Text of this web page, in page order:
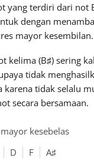
yang terdiri dari not
dengan
mayor kesembilan.
kelima (B♯) sering
tidak
karena tidak selalu
secara bersamaan.
kesebelas
D F A♯